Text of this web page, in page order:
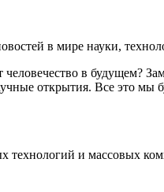
в мире науки,
в будущем?
открытия. Все это мы
и массовых